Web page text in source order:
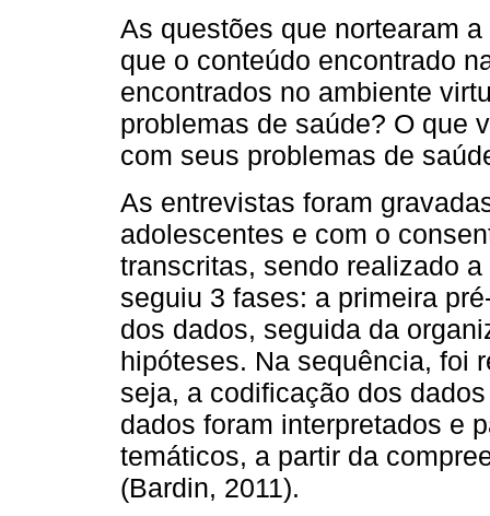
As questões que nortearam
que o conteúdo encontrado
encontrados no ambiente
problemas de saúde? O que
com seus problemas de
As entrevistas foram
adolescentes e com o
transcritas, sendo realizado
seguiu 3 fases: a primeira
dos dados, seguida da
hipóteses. Na sequência, foi
seja, a codificação dos
dados foram interpretados e
temáticos, a partir da
(Bardin, 2011).